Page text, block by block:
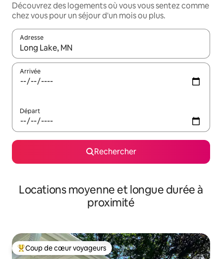
Découvrez des logements où vous vous sentez comme
chez vous pour un séjour d'un mois ou plus.
Adresse
Lorsque les résultats s'affichent, utilisez les flèches vers le
Arrivée
Départ
Rechercher
Locations moyenne et longue durée à
proximité
Coups de cœur voyageurs les plus appréciés
Coup de cœur voyageurs